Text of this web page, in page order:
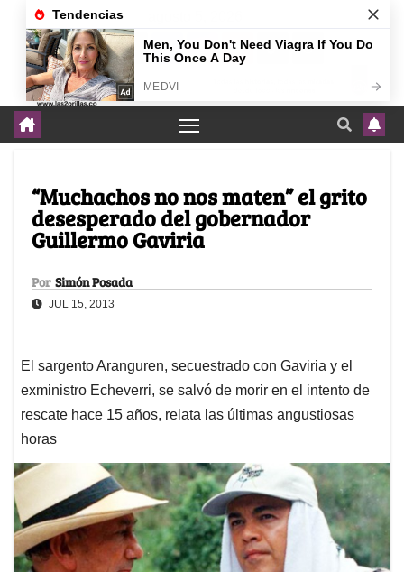
“Muchachos no nos maten” el grito
desesperado del gobernador
Guillermo Gaviria
Por Simón Posada
JUL 15, 2013
El sargento Aranguren, secuestrado con Gaviria y el
exministro Echeverri, se salvó de morir en el intento de
rescate hace 15 años, relata las últimas angustiosas
horas